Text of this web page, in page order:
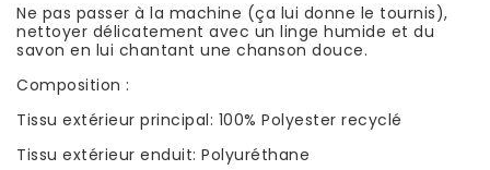
Ne pas passer à la machine (ça lui donne le tournis),
nettoyer délicatement avec un linge humide et du
savon en lui chantant une chanson douce.
Composition :
Tissu extérieur principal: 100% Polyester recyclé
Tissu extérieur enduit: Polyuréthane